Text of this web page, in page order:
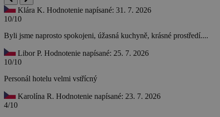
Klára K. Hodnotenie napísané: 31. 7. 2026
10/10
Byli jsme naprosto spokojeni, úžasná kuchyně, krásné prostředí....
Libor P. Hodnotenie napísané: 25. 7. 2026
10/10
Personál hotelu velmi vstřícný
Karolína R. Hodnotenie napísané: 23. 7. 2026
4/10